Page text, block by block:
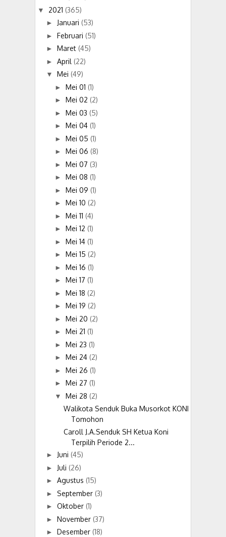
▼ 2021 (365)
► Januari (53)
► Februari (51)
► Maret (45)
► April (22)
▼ Mei (49)
► Mei 01 (1)
► Mei 02 (2)
► Mei 03 (5)
► Mei 04 (1)
► Mei 05 (1)
► Mei 06 (8)
► Mei 07 (3)
► Mei 08 (1)
► Mei 09 (1)
► Mei 10 (2)
► Mei 11 (4)
► Mei 12 (1)
► Mei 14 (1)
► Mei 15 (2)
► Mei 16 (1)
► Mei 17 (1)
► Mei 18 (2)
► Mei 19 (2)
► Mei 20 (2)
► Mei 21 (1)
► Mei 23 (1)
► Mei 24 (2)
► Mei 26 (1)
► Mei 27 (1)
▼ Mei 28 (2)
Walikota Senduk Buka Musorkot KONI
Tomohon
Caroll J.A.Senduk SH Ketua Koni
Terpilih Periode 2...
► Juni (45)
► Juli (26)
► Agustus (15)
► September (3)
► Oktober (1)
► November (37)
► Desember (18)